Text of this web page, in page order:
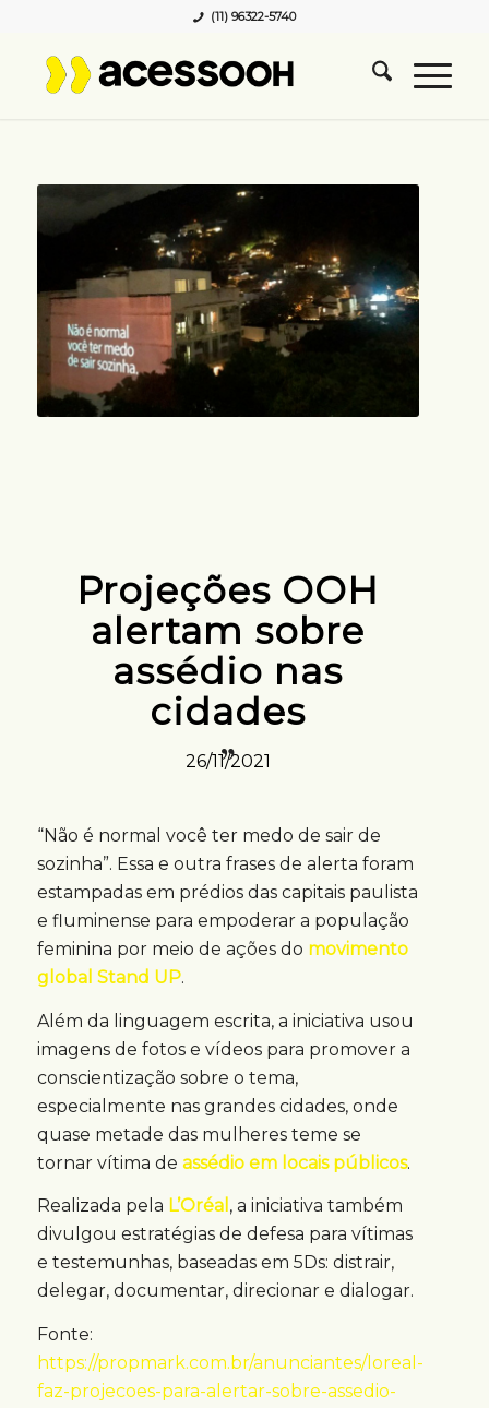
(11) 96322-5740
Projeções OOH
alertam sobre
assédio nas
cidades
26/11/2021
“Não é normal você ter medo de sair de
sozinha”. Essa e outra frases de alerta foram
estampadas em prédios das capitais paulista
e fluminense para empoderar a população
feminina por meio de ações do movimento
global Stand UP.
Além da linguagem escrita, a iniciativa usou
imagens de fotos e vídeos para promover a
conscientização sobre o tema,
especialmente nas grandes cidades, onde
quase metade das mulheres teme se
tornar vítima de assédio em locais públicos.
Realizada pela L’Oréal , a iniciativa também
divulgou estratégias de defesa para vítimas
e testemunhas, baseadas em 5Ds: distrair,
delegar, documentar, direcionar e dialogar.
Fonte:
https://propmark.com.br/anunciantes/loreal-
faz-projecoes-para-alertar-sobre-assedio-